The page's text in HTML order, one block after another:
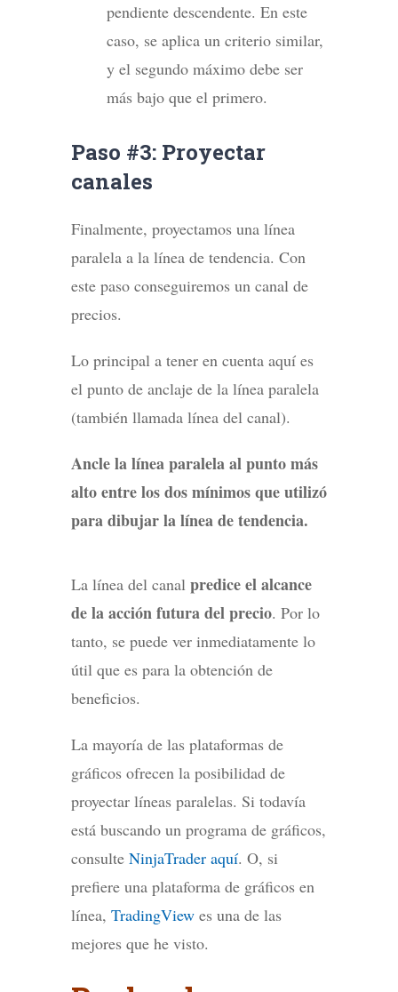
pendiente descendente. En este
caso, se aplica un criterio similar,
y el segundo máximo debe ser
más bajo que el primero.
Paso #3: Proyectar
canales
Finalmente, proyectamos una línea
paralela a la línea de tendencia. Con
este paso conseguiremos un canal de
precios.
Lo principal a tener en cuenta aquí es
el punto de anclaje de la línea paralela
(también llamada línea del canal).
Ancle la línea paralela al punto más
alto entre los dos mínimos que utilizó
para dibujar la línea de tendencia.
La línea del canal predice el alcance
de la acción futura del precio. Por lo
tanto, se puede ver inmediatamente lo
útil que es para la obtención de
beneficios.
La mayoría de las plataformas de
gráficos ofrecen la posibilidad de
proyectar líneas paralelas. Si todavía
está buscando un programa de gráficos,
consulte NinjaTrader aquí. O, si
prefiere una plataforma de gráficos en
línea, TradingView es una de las
mejores que he visto.